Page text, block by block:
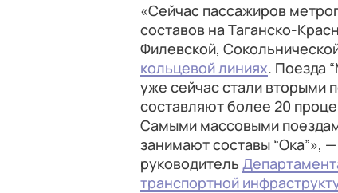
«Сейчас пассажиров
составов на Таганско-
Филевской,
кольцевой линиях. Поезда
уже сейчас стали вторыми
составляют более 20
Самыми массовыми
занимают составы “Ока”»,
руководитель
транспортной